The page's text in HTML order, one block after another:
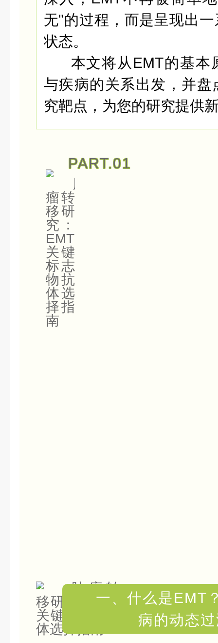
无"的过程，而是呈现出
状态。
本文将从 EMT的基本
与疾病的关系出发，并盘
究靶点，为您的研究提供
PART.01
一、什么是EMT
病的动态